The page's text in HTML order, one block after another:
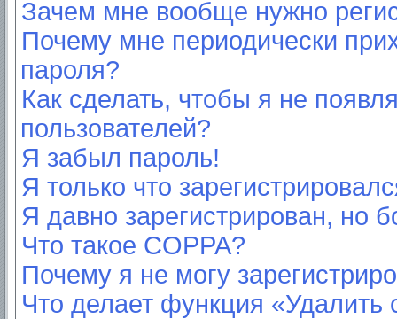
Зачем мне вообще нужно
Почему мне периодически
пароля?
Как сделать, чтобы я не
пользователей?
Я забыл пароль!
Я только что
Я давно зарегистрирован, но
Что такое COPPA?
Почему я не могу
Что делает функция